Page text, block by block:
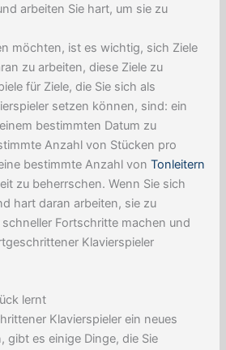
arbeiten Sie hart, um sie zu
möchten, ist es wichtig, sich Ziele
zu arbeiten, diese Ziele zu
für Ziele, die Sie sich als
setzen können, sind: ein
bestimmten Datum zu
Anzahl von Stücken pro
bestimmte Anzahl vonTonleitern
zu beherrschen. Wenn Sie sich
hart daran arbeiten, sie zu
Fortschritte machen und
Klavierspieler
lernt
Klavierspieler ein neues
gibt es einige Dinge, die Sie